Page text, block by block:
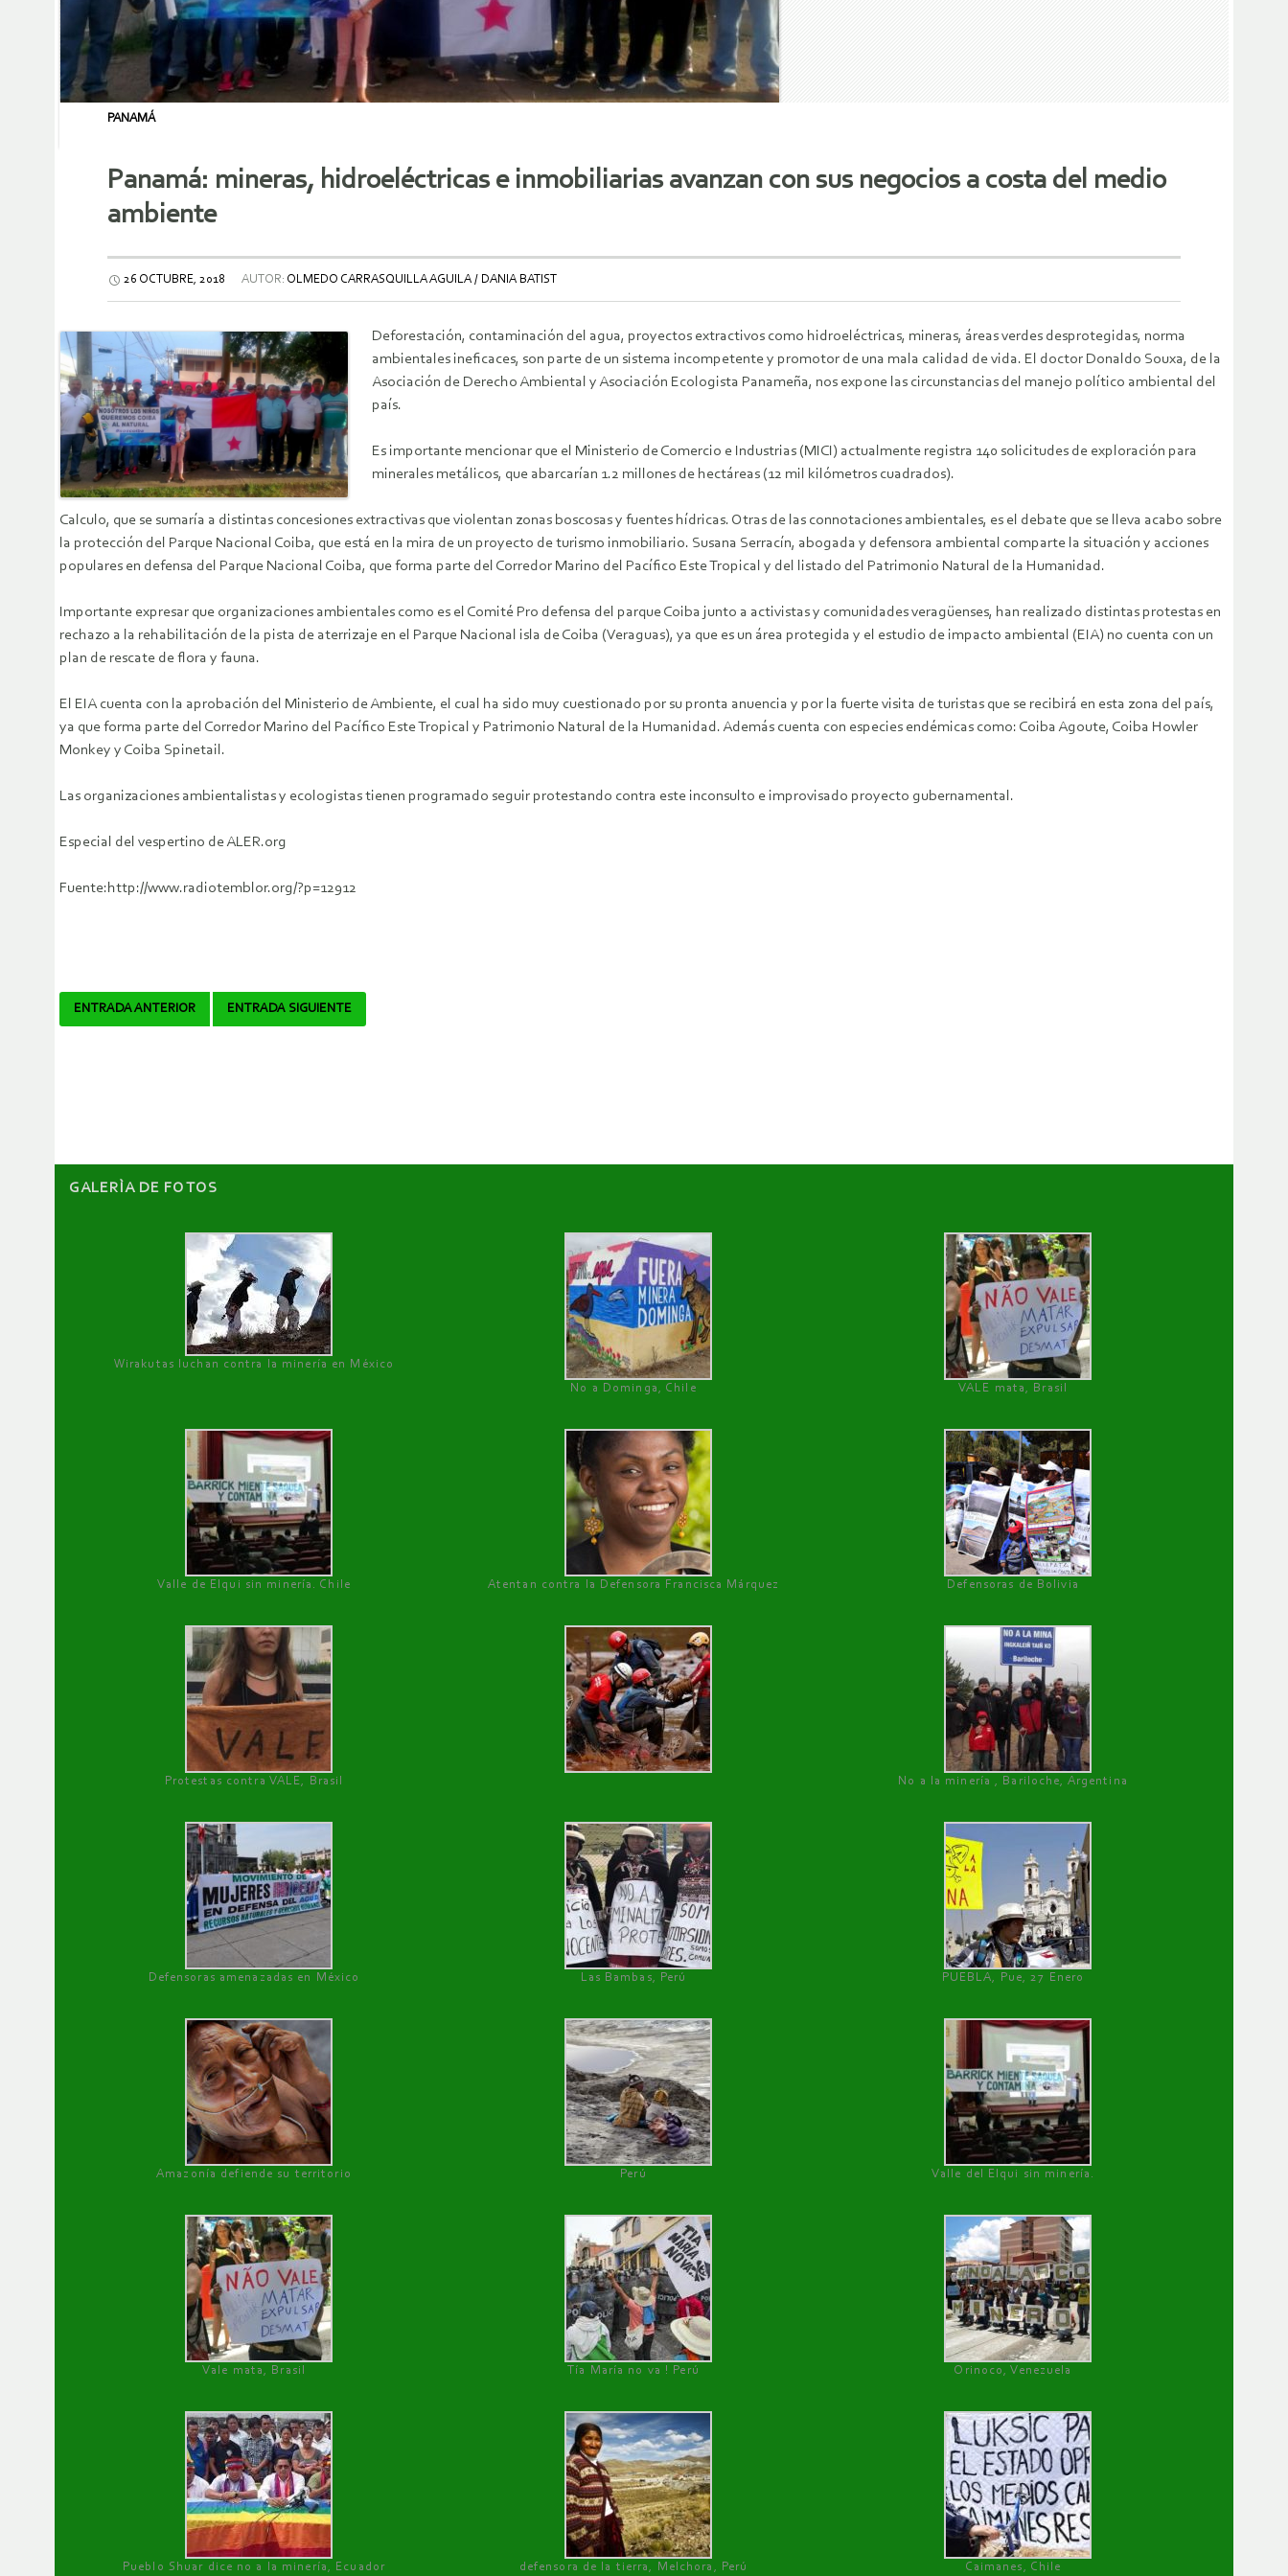
PANAMÁ
Panamá: mineras, hidroeléctricas e inmobiliarias avanzan con sus negocios a costa del medio
ambiente
26 OCTUBRE, 2018 AUTOR: OLMEDO CARRASQUILLA AGUILA / DANIA BATIST
Deforestación, contaminación del agua, proyectos extractivos como hidroeléctricas, mineras, áreas verdes desprotegidas, norma
ambientales ineficaces, son parte de un sistema incompetente y promotor de una mala calidad de vida. El doctor Donaldo Souxa, de la
Asociación de Derecho Ambiental y Asociación Ecologista Panameña, nos expone las circunstancias del manejo político ambiental del
país.
Es importante mencionar que el Ministerio de Comercio e Industrias (MICI) actualmente registra 140 solicitudes de exploración para
minerales metálicos, que abarcarían 1.2 millones de hectáreas (12 mil kilómetros cuadrados).
Calculo, que se sumaría a distintas concesiones extractivas que violentan zonas boscosas y fuentes hídricas. Otras de las connotaciones ambientales, es el debate que se lleva acabo sobre
la protección del Parque Nacional Coiba, que está en la mira de un proyecto de turismo inmobiliario. Susana Serracín, abogada y defensora ambiental comparte la situación y acciones
populares en defensa del Parque Nacional Coiba, que forma parte del Corredor Marino del Pacífico Este Tropical y del listado del Patrimonio Natural de la Humanidad.
Importante expresar que organizaciones ambientales como es el Comité Pro defensa del parque Coiba junto a activistas y comunidades veragüenses, han realizado distintas protestas en
rechazo a la rehabilitación de la pista de aterrizaje en el Parque Nacional isla de Coiba (Veraguas), ya que es un área protegida y el estudio de impacto ambiental (EIA) no cuenta con un
plan de rescate de flora y fauna.
El EIA cuenta con la aprobación del Ministerio de Ambiente, el cual ha sido muy cuestionado por su pronta anuencia y por la fuerte visita de turistas que se recibirá en esta zona del país,
ya que forma parte del Corredor Marino del Pacífico Este Tropical y Patrimonio Natural de la Humanidad. Además cuenta con especies endémicas como: Coiba Agoute, Coiba Howler
Monkey y Coiba Spinetail.
Las organizaciones ambientalistas y ecologistas tienen programado seguir protestando contra este inconsulto e improvisado proyecto gubernamental.
Especial del vespertino de ALER.org
Fuente:http://www.radiotemblor.org/?p=12912
Navegador
ENTRADA ANTERIOR ENTRADA SIGUIENTE
GALERÌA DE FOTOS
Wirakutas luchan contra la minería en México
No a Dominga, Chile
VALE mata, Brasil
Valle de Elqui sin minería. Chile Atentan contra la Defensora Francisca Márquez Defensoras de Bolivia
Protestas contra VALE, Brasil No a la minería , Bariloche, Argentina
Defensoras amenazadas en México Las Bambas, Perú PUEBLA, Pue, 27 Enero
Amazonía defiende su territorio Perú Valle del Elqui sin minería.
Vale mata, Brasil Tía María no va ! Perú Orinoco, Venezuela
Pueblo Shuar dice no a la minería, Ecuador defensora de la tierra, Melchora, Perú Caimanes, Chile